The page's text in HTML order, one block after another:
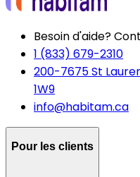
Besoin d'aide?
1 (833) 679-2310
200-7675 St
1W9
info@habitam.ca
Pour les clients